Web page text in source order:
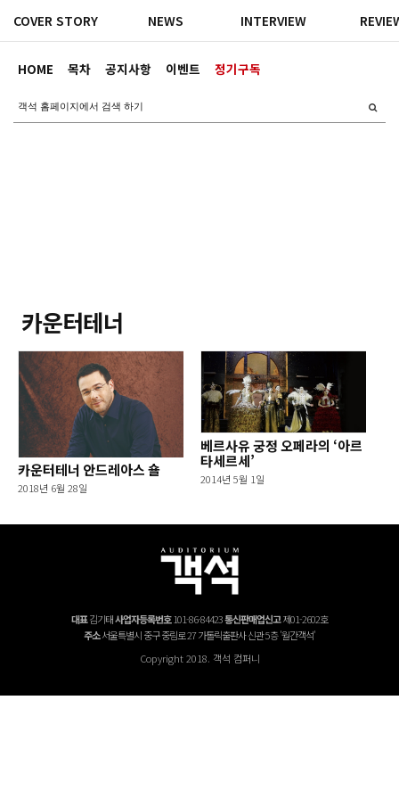
HOME 목차 공지사항 이벤트 정기구독
COVER STORY NEWS INTERVIEW
카운터테너
카운터테너 안드레아스 숄
2018년 6월 28일
베르사유 궁정 오페라의 ‘아르
타세르세’
2014년 5월 1일
대표김기태사업자등록번호101-86-84423통신판매업신고제01-2602호
주소서울특별시 중구 중림로 27 가톨릭출판사 신관 5층 '월간객석'
Copyright 2018. 객석 컴퍼니